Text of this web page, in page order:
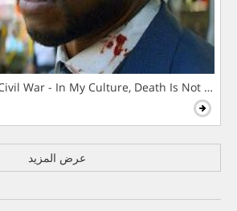
War - In My Culture, Death Is Not The
عرض المزيد